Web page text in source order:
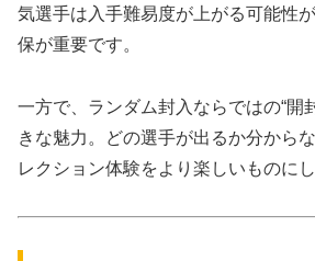
気選手は入手難易度が上がる可能性
保が重要です。
一方で、ランダム封入ならではの“開
きな魅力。どの選手が出るか分から
レクション体験をより楽しいものにし